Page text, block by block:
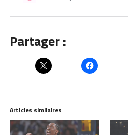
Partager :
Articles similaires